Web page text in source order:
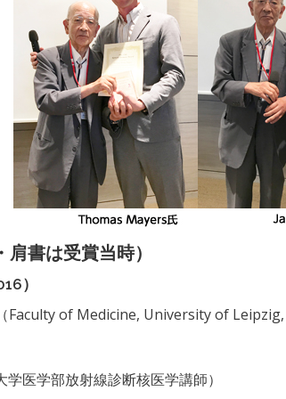
書は受賞当時）
）
Faculty of Medicine, University of
医学部放射線診断核医学講師）